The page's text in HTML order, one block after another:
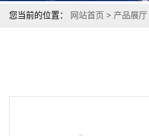
您当前的位置： 网站首页 > 产品展厅